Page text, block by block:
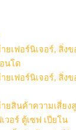
ยเฟอร์นิเจอร์, สิ่ง
นโด
ยเฟอร์นิเจอร์, สิ่งข
ยสินค้าความเสี่ยง
วอร์ ตู้เซฟ เปียโน